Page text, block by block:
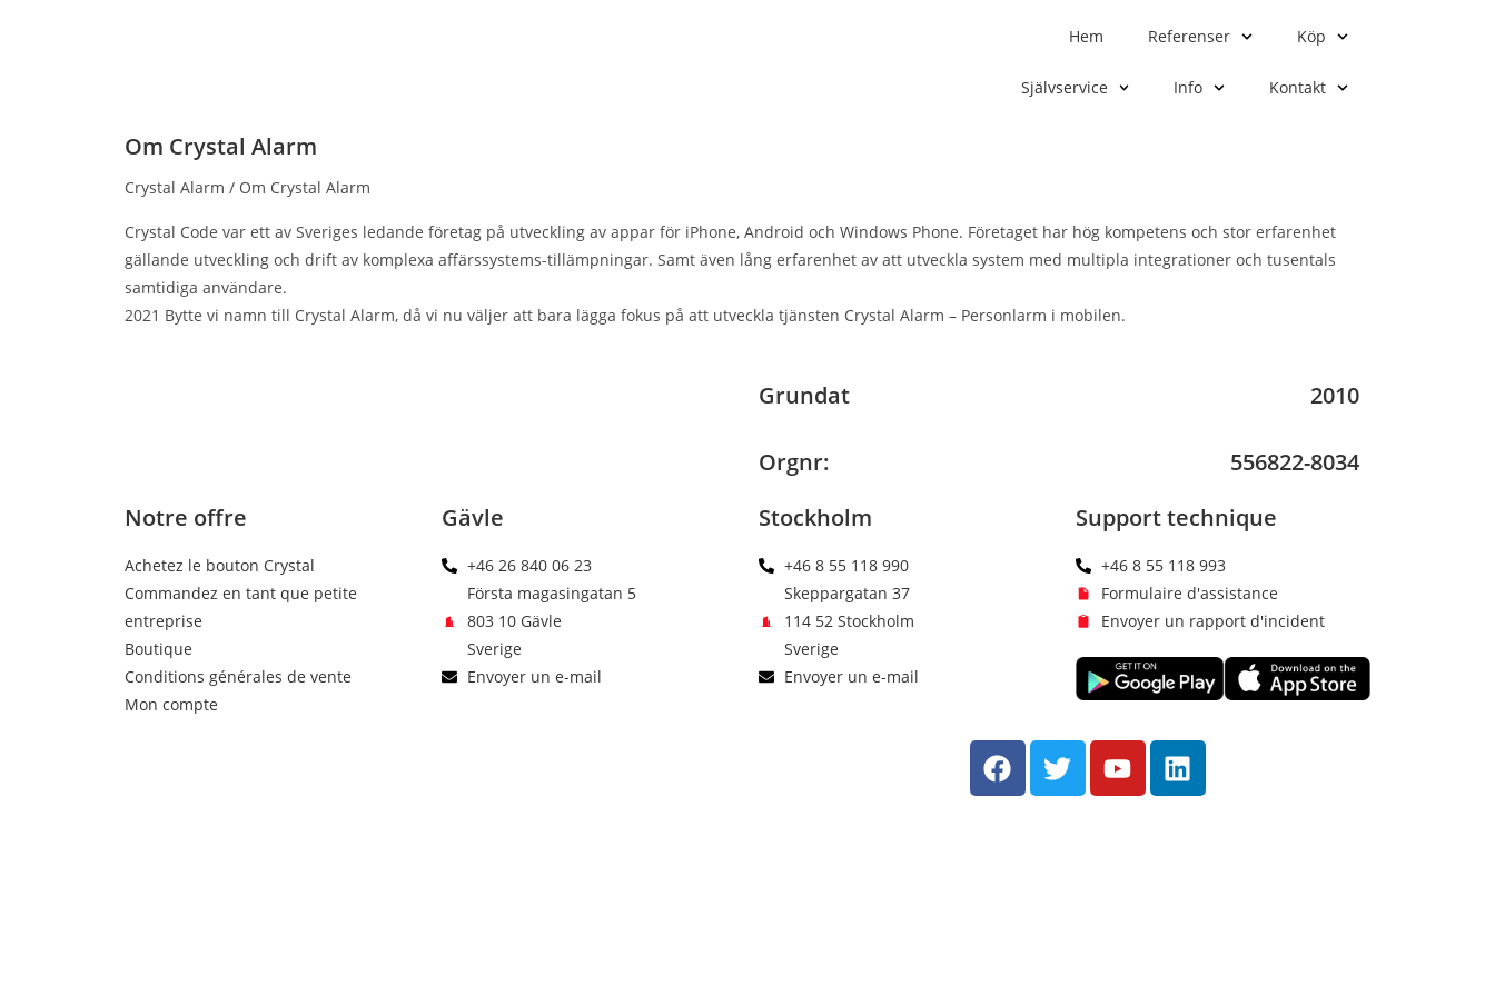
Hem Referenser Köp
Självservice Info Kontakt
Om Crystal Alarm
Crystal Alarm / Om Crystal Alarm
Crystal Code var ett av Sveriges ledande företag på utveckling av appar för iPhone, Android och Windows Phone. Företaget har hög kompetens och stor erfarenhet
gällande utveckling och drift av komplexa affärssystems-tillämpningar. Samt även lång erfarenhet av att utveckla system med multipla integrationer och tusentals
samtidiga användare.
2021 Bytte vi namn till Crystal Alarm, då vi nu väljer att bara lägga fokus på att utveckla tjänsten Crystal Alarm – Personlarm i mobilen.
Grundat 2010
Orgnr:
556822-8034
Notre offre
Achetez le bouton Crystal
Commandez en tant que petite
entreprise
Boutique
Conditions générales de vente
Mon compte
Gävle
+46 26 840 06 23
Första magasingatan 5
803 10 Gävle
Sverige
Envoyer un e-mail
Stockholm
+46 8 55 118 990
Skeppargatan 37
114 52 Stockholm
Sverige
Envoyer un e-mail
Support technique
+46 8 55 118 993
Formulaire d'assistance
Envoyer un rapport d'incident